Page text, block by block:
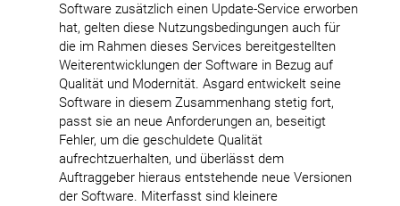
Software zusätzlich einen Update-Service erworben
hat, gelten diese Nutzungsbedingungen auch für
die im Rahmen dieses Services bereitgestellten
Weiterentwicklungen der Software in Bezug auf
Qualität und Modernität. Asgard entwickelt seine
Software in diesem Zusammenhang stetig fort,
passt sie an neue Anforderungen an, beseitigt
Fehler, um die geschuldete Qualität
aufrechtzuerhalten, und überlässt dem
Auftraggeber hieraus entstehende neue Versionen
der Software. Miterfasst sind kleinere